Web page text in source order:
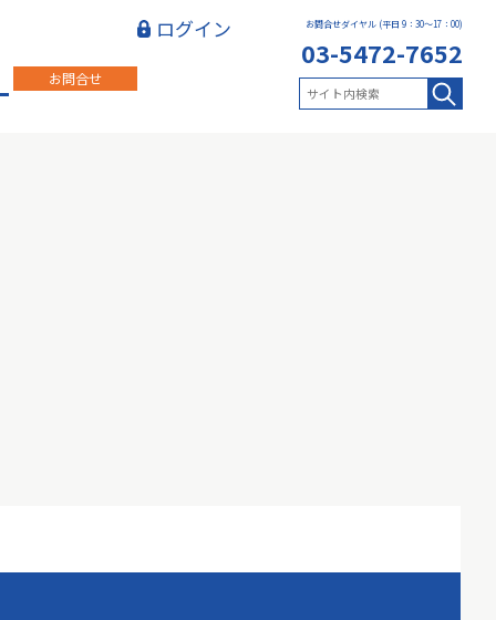
お問合せ
お問合せダイヤル (平日 9：30～17：00)
03-5472-7652
ログイン